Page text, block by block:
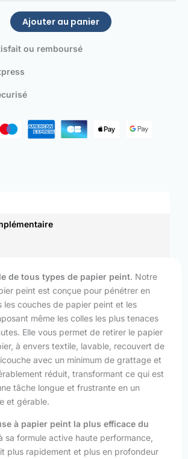
Ajouter au panier
ou remboursé
de tous types de papier peint. Notre
peint est conçue pour pénétrer en
les couches de papier peint et les
même les colles les plus tenaces
Elle vous permet de retirer le papier
à envers textile, lavable, recouvert de
avec un minimum de grattage et
réduit, transformant ce qui est
tâche longue et frustrante en un
et gérable.
à papier peint la plus efficace du
sa formule active haute performance,
plus rapidement et plus en profondeur